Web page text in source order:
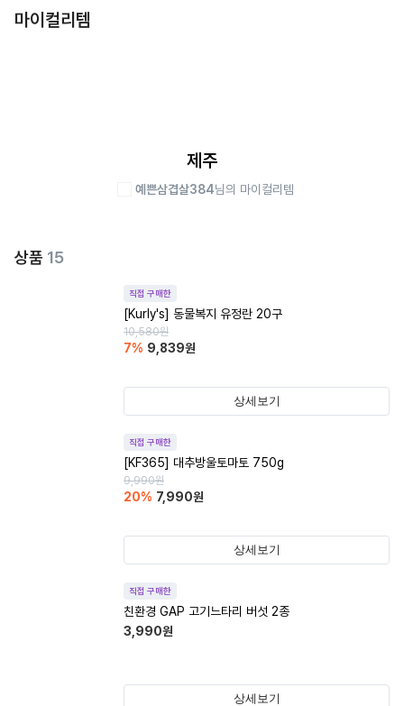
마이컬리템
제주
예쁜삼겹살384님의 마이컬리템
상품 15
직접 구매한
[Kurly's] 동물복지 유정란 20구
10,580원
7% 9,839원
상세보기
직접 구매한
[KF365] 대추방울토마토 750g
9,990원
20% 7,990원
상세보기
직접 구매한
친환경 GAP 고기느타리 버섯 2종
3,990원
상세보기